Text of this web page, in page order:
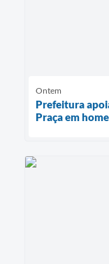
Ontem
Prefeitura
Praça em